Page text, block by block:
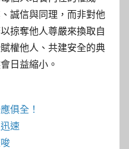
誠信與同理，而非對他
掠奪他人尊嚴來換取自
權他人、共建安全的典
日益縮小。
俱全！
速